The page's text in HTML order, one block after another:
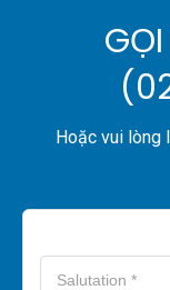
Hoặc vui lòng